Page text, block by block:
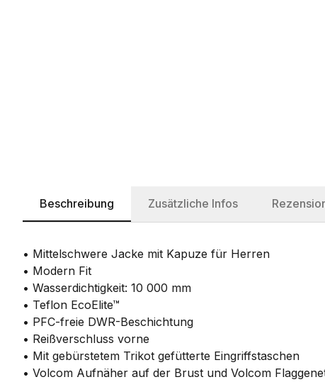
Beschreibung Zusätzliche Infos
• Mittelschwere Jacke mit Kapuze für Herren
• Modern Fit
• Wasserdichtigkeit: 10 000 mm
• Teflon EcoElite™
• PFC-freie DWR-Beschichtung
• Reißverschluss vorne
• Mit gebürstetem Trikot gefütterte Eingriffstaschen
• Volcom Aufnäher auf der Brust und Volcom